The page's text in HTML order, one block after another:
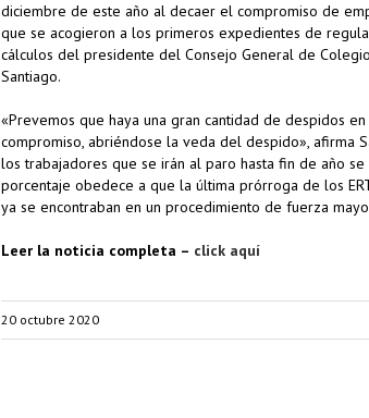
diciembre de este año al decaer el compromiso de
que se acogieron a los primeros expedientes de
cálculos del presidente del Consejo General de
Santiago.
«Prevemos que haya una gran cantidad de despidos
compromiso, abriéndose la veda del despido», afirma
los trabajadores que se irán al paro hasta fin de año
porcentaje obedece a que la última prórroga de los
ya se encontraban en un procedimiento de fuerza
Leer la noticia completa – click aquí
20 octubre 2020